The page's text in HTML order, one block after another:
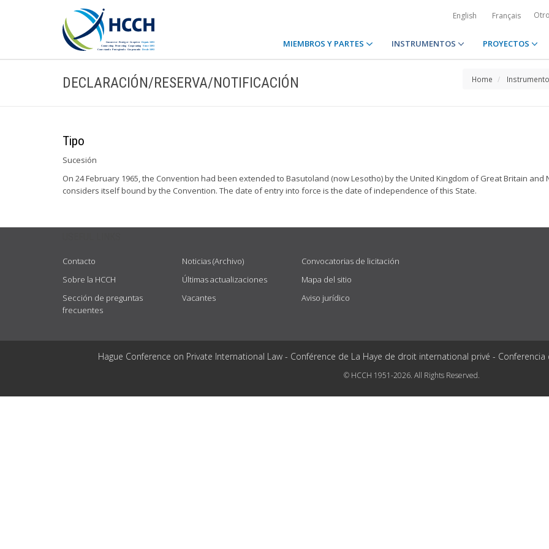
English Français
MIEMBROS Y PARTES INSTRUMENTOS PROYECTOS
DECLARACIÓN/RESERVA/NOTIFICACIÓN Home
Tipo
Sucesión
On 24 February 1965, the Convention had been extended to Basutoland (now Lesotho) by the United Kingdom of Great Britain
considers itself bound by the Convention. The date of entry into force is the date of independence of this State.
Contacto
Sobre la HCCH
Sección de preguntas
frecuentes
Noticias (Archivo)
Últimas actualizaciones
Vacantes
Convocatorias de licitación
Mapa del sitio
Aviso jurídico
Hague Conference on Private International Law - Conférence de La Haye de droit international privé -
© HCCH 1951-2026. All Rights Reserved.